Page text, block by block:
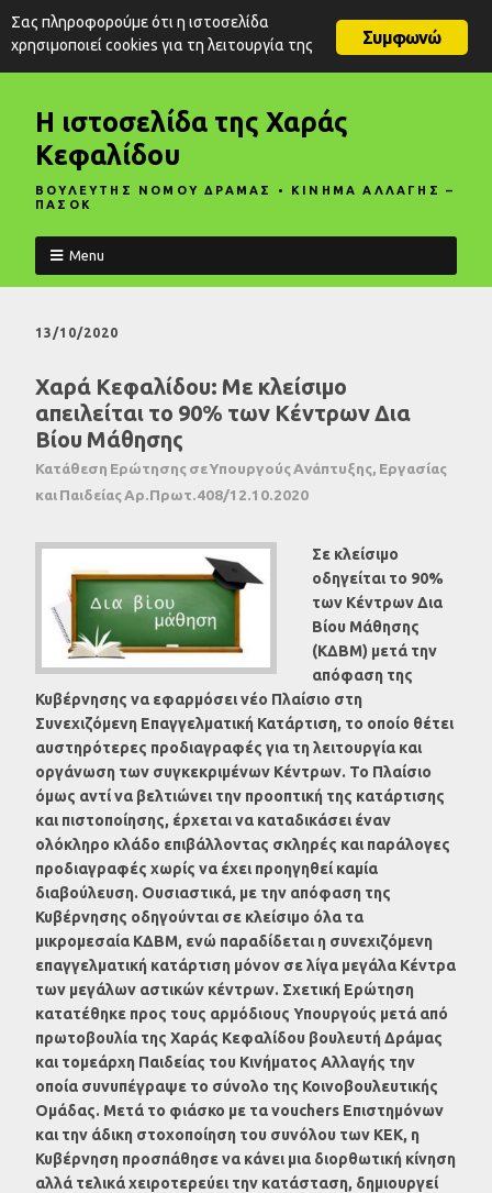
Η ιστοσελίδα της Χαράς
Κεφαλίδου
ΒΟΥΛΕΥΤΗΣ ΝΟΜΟΥ ΔΡΑΜΑΣ • ΚΙΝΗΜΑ ΑΛΛΑΓΗΣ –
ΠΑΣΟΚ
Menu
13/10/2020
Χαρά Κεφαλίδου: Με κλείσιμο
απειλείται το 90% των Κέντρων Δια
Βίου Μάθησης
Κατάθεση Ερώτησης σε Υπουργούς Ανάπτυξης, Εργασίας
και Παιδείας Αρ.Πρωτ.408/12.10.2020
Σε κλείσιμο
οδηγείται το 90%
των Κέντρων Δια
Βίου Μάθησης
(ΚΔΒΜ) μετά την
απόφαση της
Κυβέρνησης να εφαρμόσει νέο Πλαίσιο στη
Συνεχιζόμενη Επαγγελματική Κατάρτιση, το οποίο θέτει
αυστηρότερες προδιαγραφές για τη λειτουργία και
οργάνωση των συγκεκριμένων Κέντρων. Το Πλαίσιο
όμως αντί να βελτιώνει την προοπτική της κατάρτισης
και πιστοποίησης, έρχεται να καταδικάσει έναν
ολόκληρο κλάδο επιβάλλοντας σκληρές και παράλογες
προδιαγραφές χωρίς να έχει προηγηθεί καμία
διαβούλευση. Ουσιαστικά, με την απόφαση της
Κυβέρνησης οδηγούνται σε κλείσιμο όλα τα
μικρομεσαία ΚΔΒΜ, ενώ παραδίδεται η συνεχιζόμενη
επαγγελματική κατάρτιση μόνον σε λίγα μεγάλα Κέντρα
των μεγάλων αστικών κέντρων. Σχετική Ερώτηση
κατατέθηκε προς τους αρμόδιους Υπουργούς μετά από
πρωτοβουλία της Χαράς Κεφαλίδου βουλευτή Δράμας
και τομεάρχη Παιδείας του Κινήματος Αλλαγής την
οποία συνυπέγραψε το σύνολο της Κοινοβουλευτικής
Ομάδας. Μετά το φιάσκο με τα vouchers Επιστημόνων
και την άδικη στοχοποίηση του συνόλου των ΚΕΚ, η
Κυβέρνηση προσπάθησε να κάνει μια διορθωτική κίνηση
αλλά τελικά χειροτερεύει την κατάσταση, δημιουργεί
Συμφωνώ
Σας πληροφορούμε ότι η ιστοσελίδα
χρησιμοποιεί cookies για τη λειτουργία της